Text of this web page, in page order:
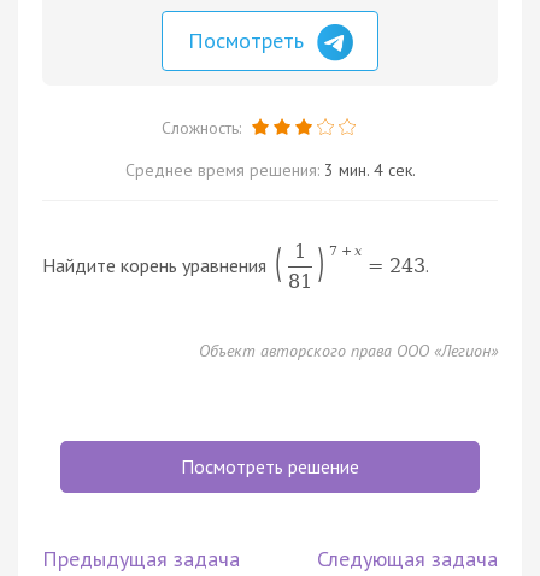
Посмотреть
Сложность:
Среднее время решения: 3 мин. 4 сек.
Найдите корень уравнения (
1
81 ) 7 + x
= 243.
Объект авторского права ООО «Легион»
Посмотреть решение
Предыдущая задача Следующая задача